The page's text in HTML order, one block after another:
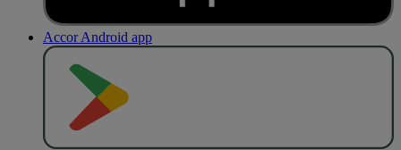
Accor Android app